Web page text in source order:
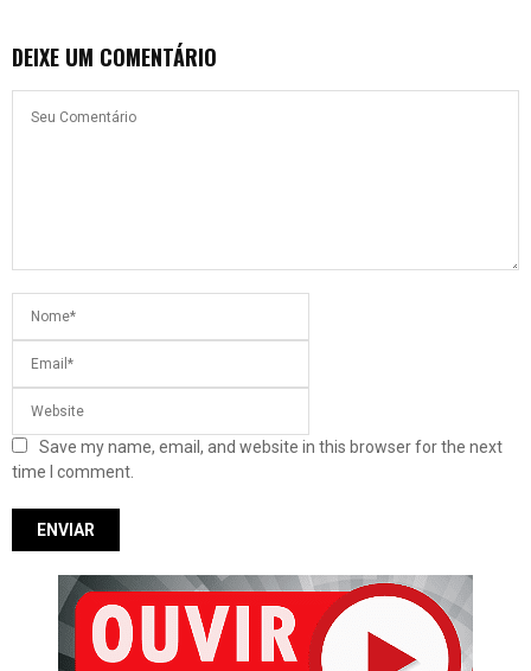
DEIXE UM COMENTÁRIO
Save my name, email, and website in this browser for the next
time I comment.